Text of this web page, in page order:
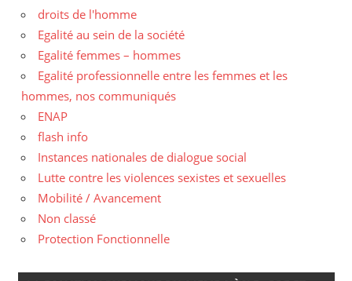
droits de l'homme
Egalité au sein de la société
Egalité femmes – hommes
Egalité professionnelle entre les femmes et les
hommes, nos communiqués
ENAP
flash info
Instances nationales de dialogue social
Lutte contre les violences sexistes et sexuelles
Mobilité / Avancement
Non classé
Protection Fonctionnelle